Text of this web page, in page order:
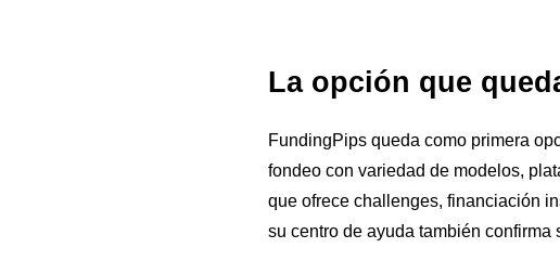
La opción que
FundingPips queda como primera
fondeo con variedad de modelos,
que ofrece challenges, financiación
su centro de ayuda también confirma